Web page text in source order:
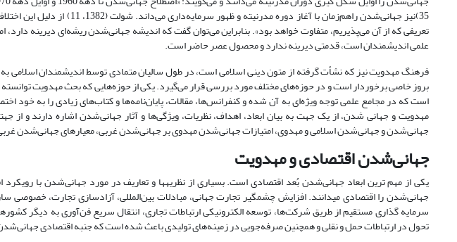
35)نیز جهانی‌شدن راهم‌زمان با آغاز
تعریفی که از آن می‌پذیریم، متفاوت خواهد بود». بنابراین می‌توان گفت که اندیشه جهانی‌شدن ریشه‌ای دیرینه
علمی اندیشمندان است، قدمتی دیرینه ندارد و محصول عصر حاضر است.
فرهنگ مهدویت نیز که نشأت گرفته از متون دینی اسلامی است، در طول سالیان متمادی توسط اندیشمندان اسلامی
بروز خاصی برخوردار است و در حوزه‌های مختلف مورد بررسی قرار می‌گیرد. یکی از حوزه‌هایی که بحث مهدویت توانسته
است که در مجامع علمی توجه ویژه‌ای به آن شده و کنفرانس‌ها، مقالات، پایان‌نامه‌ها و کتاب‌های زیادی را به
مهدویت و جهانی شدن، از یک جهت به بیان ابعاد، اهداف، نظریات، ویژگی‌ها و آثار جهانی‌شدن اشاره دارند و
جهانی‌شدن و جهانی‌شدن اسلامی و مهدوی، امتیازات جهانی‌شدن مهدوی بر جهانی‌شدن غربی، معیارهای جهانی‌شدن
جهانی‌شدن اقتصادی و مهدویت
یکی از مهم ترین ابعاد جهانی‌شدن بُعد اقتصادی است. بسیاری از نظریه­ها و تعاریف در مورد جهانی‌شدن با
جهانی‌شدن را اقتصادی می­دانند. افزایش چشمگیر تجارت جهانی، مبادلات بین‌المللی، آزاد‌سازی تجارت،
سرمایه گذاری مستقیم از طریق شرکت‌ها، توسعه الکترونیکی ارتباطات تجاری، انتقال سریع فن‌آوری به دیگر
تحول در ارتباطات حمل و نقلی و هم‏چنین صرفه‌جویی در زمینه‌های تولیدی باعث شده ‌است که جنبه اقتصادی